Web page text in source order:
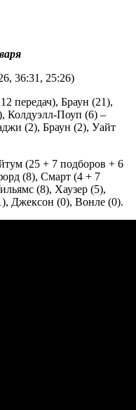
36:31, 25:26)
передач), Браун (21),
Колдуэлл-Поуп (6) –
(2), Браун (2), Уайт
(25 + 7 подборов + 6
(8), Смарт (4 + 7
(8), Хаузер (5),
Джексон (0), Вонле (0).